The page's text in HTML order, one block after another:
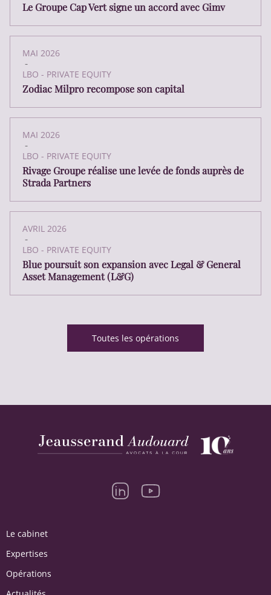
Le Groupe Cap Vert signe un accord avec Gimv
MAI 2026
-
LBO - PRIVATE EQUITY
Zodiac Milpro recompose son capital
MAI 2026
-
LBO - PRIVATE EQUITY
Rivage Groupe réalise une levée de fonds auprès de
Strada Partners
AVRIL 2026
-
LBO - PRIVATE EQUITY
Blue poursuit son expansion avec Legal & General
Asset Management (L&G)
Toutes les opérations
Le cabinet
Expertises
Opérations